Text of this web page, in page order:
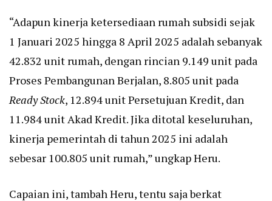
“Adapun kinerja ketersediaan rumah subsidi sejak
1 Januari 2025 hingga 8 April 2025 adalah sebanyak
42.832 unit rumah, dengan rincian 9.149 unit pada
Proses Pembangunan Berjalan, 8.805 unit pada
Ready Stock, 12.894 unit Persetujuan Kredit, dan
11.984 unit Akad Kredit. Jika ditotal keseluruhan,
kinerja pemerintah di tahun 2025 ini adalah
sebesar 100.805 unit rumah,” ungkap Heru.
Capaian ini, tambah Heru, tentu saja berkat